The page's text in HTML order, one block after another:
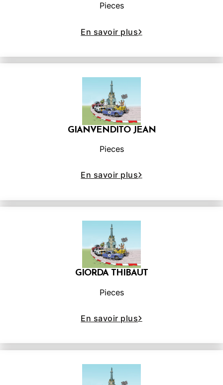
Pieces
En savoir plus
GIANVENDITO JEAN
Pieces
En savoir plus
GIORDA THIBAUT
Pieces
En savoir plus